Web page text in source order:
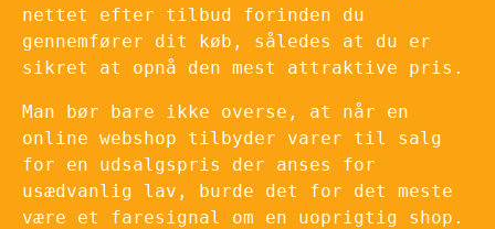
nettet efter tilbud forinden du
gennemfører dit køb, således at du er
sikret at opnå den mest attraktive pris.
Man bør bare ikke overse, at når en
online webshop tilbyder varer til salg
for en udsalgspris der anses for
usædvanlig lav, burde det for det meste
være et faresignal om en uoprigtig shop.